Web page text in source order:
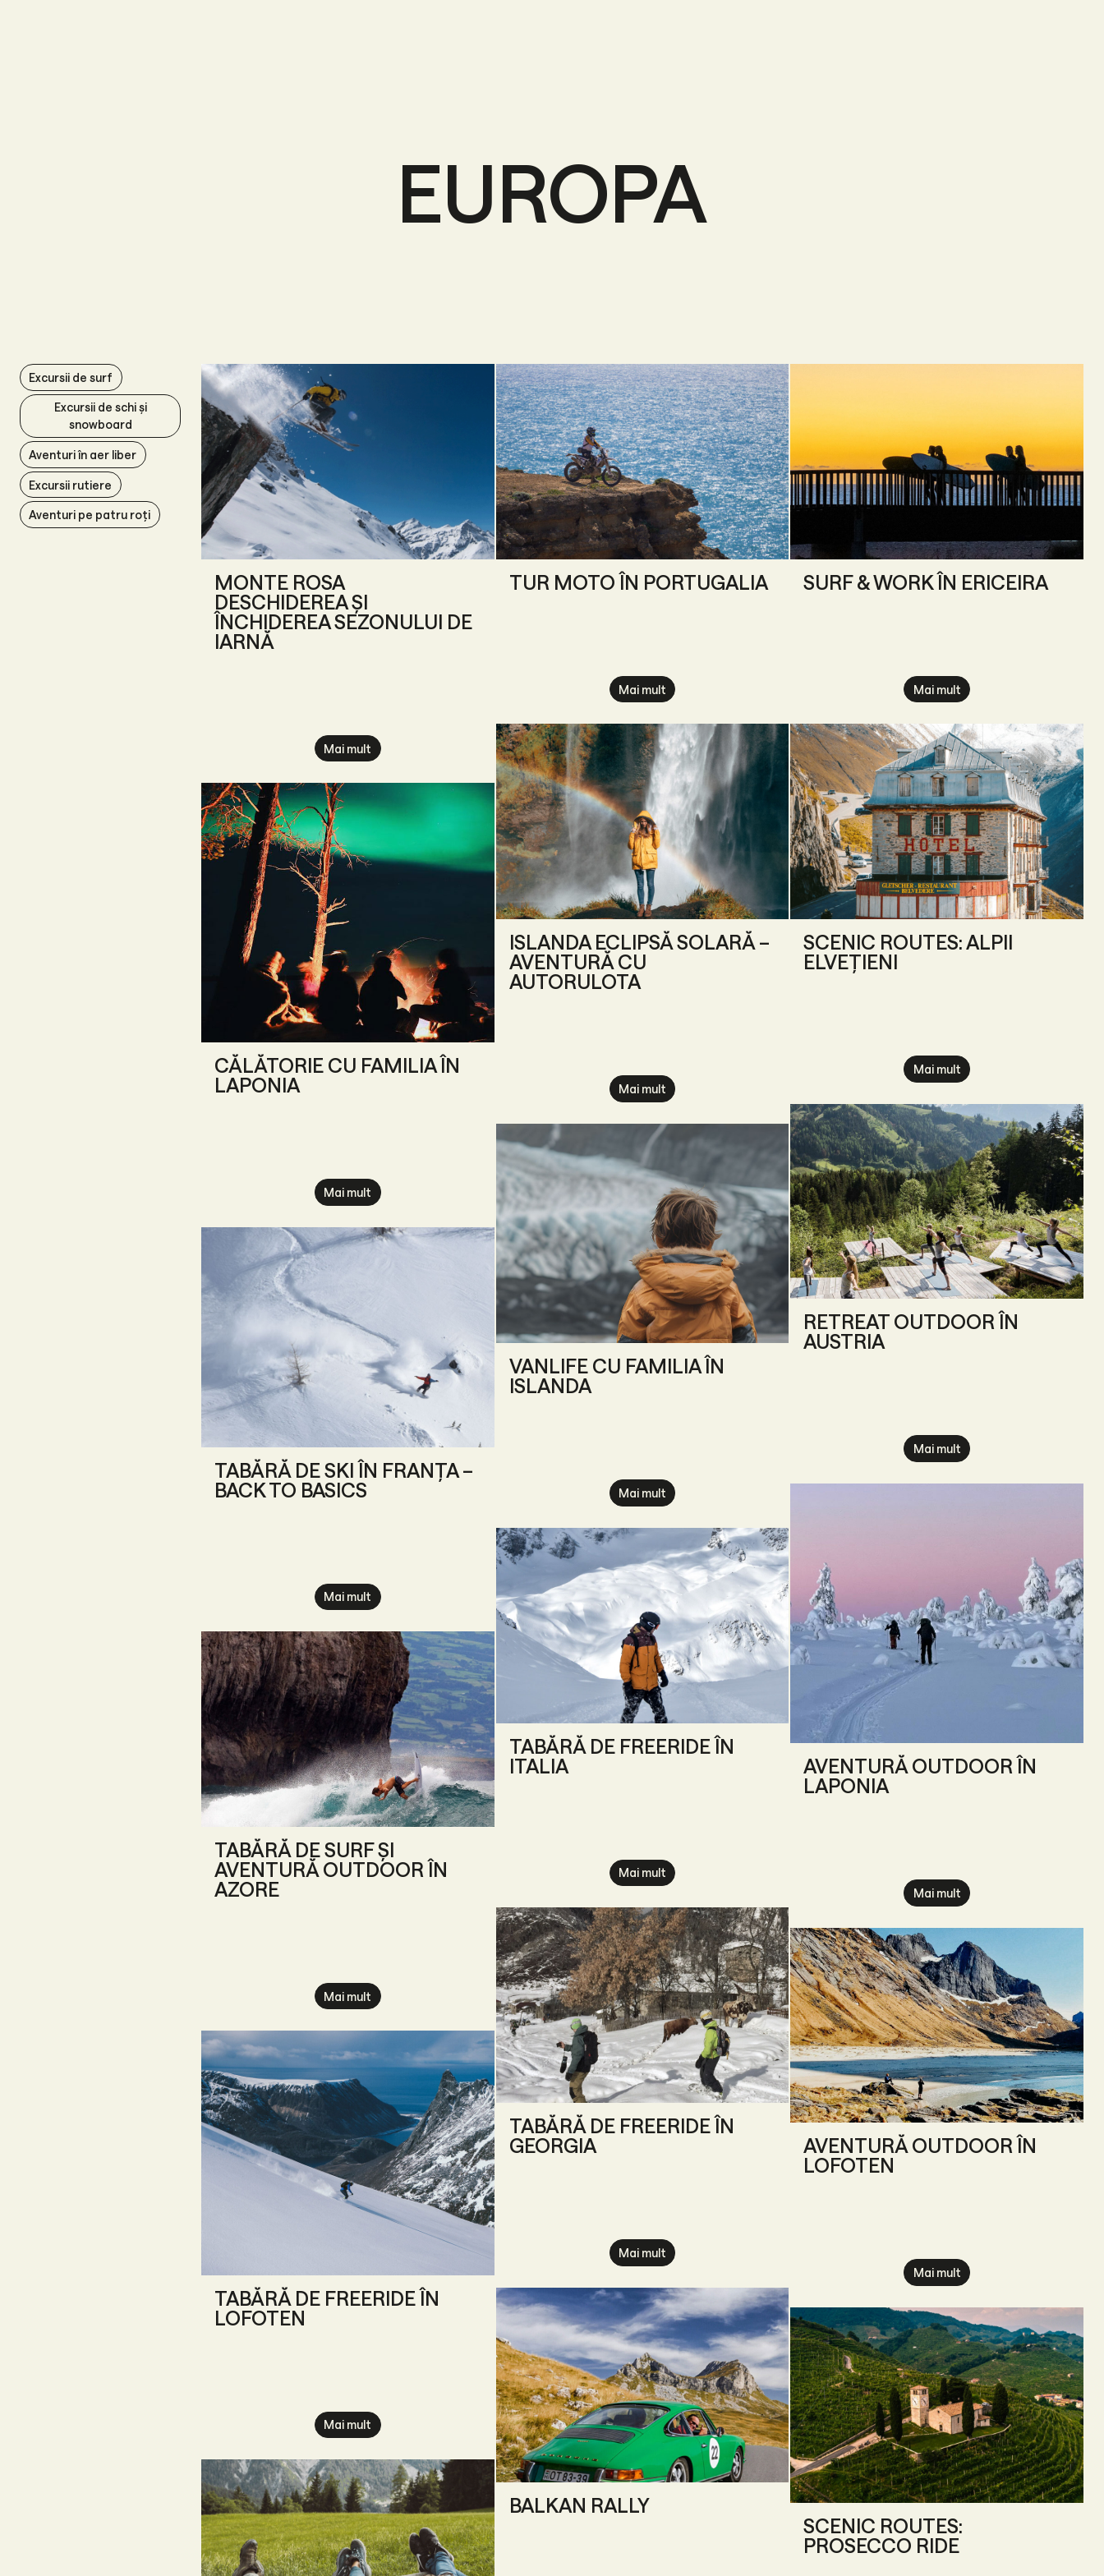
EUROPA
MONTE ROSA
DESCHIDEREA ȘI
ÎNCHIDEREA SEZONULUI DE
IARNĂ
Mai mult
TUR MOTO ÎN PORTUGALIA
Mai mult
SURF & WORK ÎN ERICEIRA
Mai mult
ISLANDA ECLIPSĂ SOLARĂ –
AVENTURĂ CU
AUTORULOTA
Mai mult
SCENIC ROUTES: ALPII
ELVEȚIENI
Mai mult
CĂLĂTORIE CU FAMILIA ÎN
LAPONIA
Mai mult
RETREAT OUTDOOR ÎN
AUSTRIA
Mai mult
VANLIFE CU FAMILIA ÎN
ISLANDA
Mai mult
TABĂRĂ DE SKI ÎN FRANȚA –
BACK TO BASICS
Mai mult
AVENTURĂ OUTDOOR ÎN
LAPONIA
Mai mult
TABĂRĂ DE FREERIDE ÎN
ITALIA
Mai mult
TABĂRĂ DE SURF ȘI
AVENTURĂ OUTDOOR ÎN
AZORE
Mai mult
TABĂRĂ DE FREERIDE ÎN
GEORGIA
Mai mult
AVENTURĂ OUTDOOR ÎN
LOFOTEN
Mai mult
TABĂRĂ DE FREERIDE ÎN
LOFOTEN
Mai mult
BALKAN RALLY
SCENIC ROUTES:
PROSECCO RIDE
Excursii de surf
Excursii de schi și
snowboard
Aventuri în aer liber
Excursii rutiere
Aventuri pe patru roți